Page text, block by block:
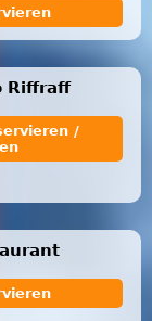
Riffraff
/